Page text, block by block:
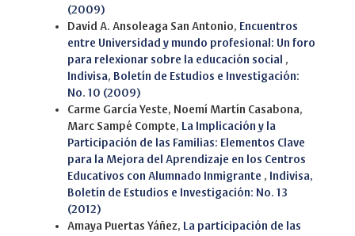
(2009)
David A. Ansoleaga San Antonio, Encuentros
entre Universidad y mundo profesional: Un foro
para relexionar sobre la educación social ,
Indivisa, Boletín de Estudios e Investigación:
No. 10 (2009)
Carme García Yeste, Noemí Martín Casabona,
Marc Sampé Compte, La Implicación y la
Participación de las Familias: Elementos Clave
para la Mejora del Aprendizaje en los Centros
Educativos con Alumnado Inmigrante , Indivisa,
Boletín de Estudios e Investigación: No. 13
(2012)
Amaya Puertas Yáñez, La participación de las